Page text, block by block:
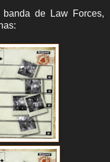
de Law Forces,